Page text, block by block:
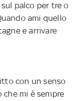
palco per tre o
ami quello
e arrivare
con un senso
mi è sempre